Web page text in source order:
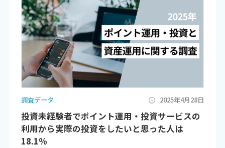
調査データ 2025年4月28日
投資未経験者でポイント運用・投資サービスの
利用から実際の投資をしたいと思った人は
18.1％